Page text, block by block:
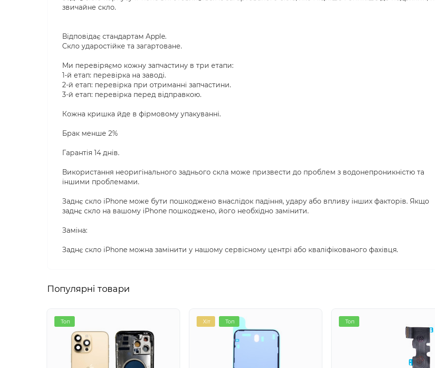
звичайне скло.
Відповідає стандартам Apple.
Скло ударостійке та загартоване.
Ми перевіряємо кожну запчастину в три етапи:
1-й етап: перевірка на заводі.
2-й етап: перевірка при отриманні запчастини.
3-й етап: перевірка перед відправкою.
Кожна кришка йде в фірмовому упакуванні.
Брак менше 2%
Гарантія 14 днів.
Використання неоригінального заднього скла може призвести до проблем з водонепроникністю та
іншими проблемами.
Заднє скло iPhone може бути пошкоджено внаслідок падіння, удару або впливу інших факторів. Якщо
заднє скло на вашому iPhone пошкоджено, його необхідно замінити.
Заміна:
Заднє скло iPhone можна замінити у нашому сервісному центрі або кваліфікованого фахівця.
Популярні товари
Топ Хіт Топ Топ